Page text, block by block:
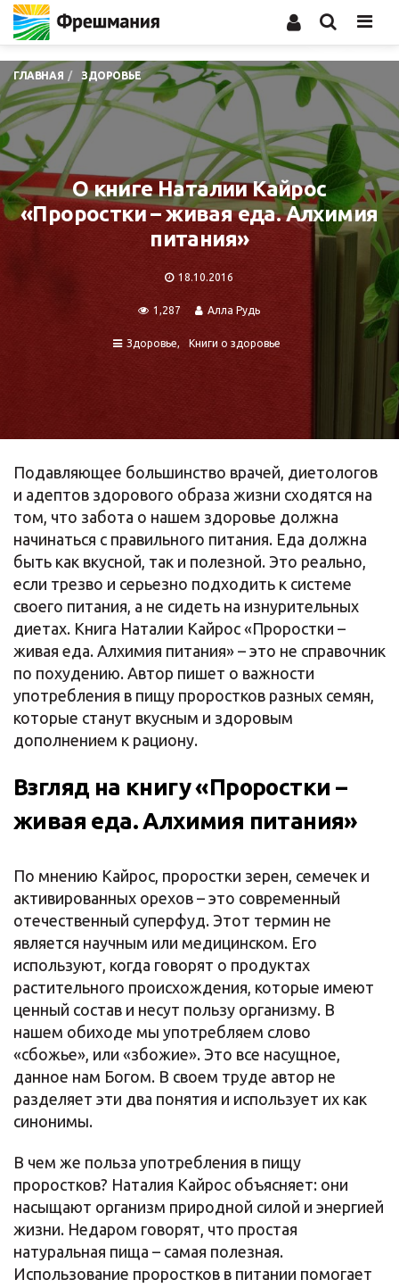
ГЛАВНАЯ ЗДОРОВЬЕ
О книге Наталии Кайрос
«Проростки – живая еда. Алхимия
питания»
18.10.2016
1,287 Алла Рудь
Здоровье Книги о здоровье
Подавляющее большинство врачей, диетологов
и адептов здорового образа жизни сходятся на
том, что забота о нашем здоровье должна
начинаться с правильного питания. Еда должна
быть как вкусной, так и полезной. Это реально,
если трезво и серьезно подходить к системе
своего питания, а не сидеть на изнурительных
диетах. Книга Наталии Кайрос «Проростки –
живая еда. Алхимия питания» – это не справочник
по похудению. Автор пишет о важности
употребления в пищу проростков разных семян,
которые станут вкусным и здоровым
дополнением к рациону.
Взгляд на книгу «Проростки –
живая еда. Алхимия питания»
По мнению Кайрос, проростки зерен, семечек и
активированных орехов – это современный
отечественный суперфуд. Этот термин не
является научным или медицинском. Его
используют, когда говорят о продуктах
растительного происхождения, которые имеют
ценный состав и несут пользу организму. В
нашем обиходе мы употребляем слово
«сбожье», или «збожие». Это все насущное,
данное нам Богом. В своем труде автор не
разделяет эти два понятия и использует их как
синонимы.
В чем же польза употребления в пищу
проростков? Наталия Кайрос объясняет: они
насыщают организм природной силой и энергией
жизни. Недаром говорят, что простая
натуральная пища – самая полезная.
Использование проростков в питании помогает